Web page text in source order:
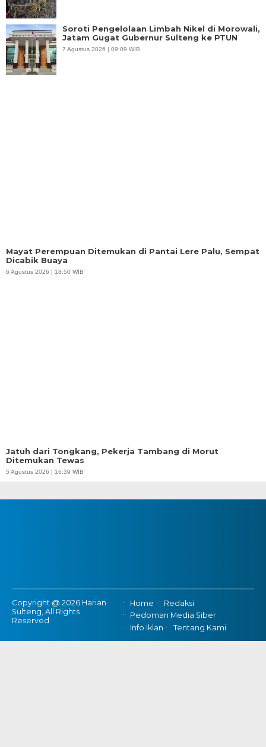
Soroti Pengelolaan Limbah Nikel di Morowali,
Jatam Gugat Gubernur Sulteng ke PTUN
7 Agustus 2026 | 09:09 WIB